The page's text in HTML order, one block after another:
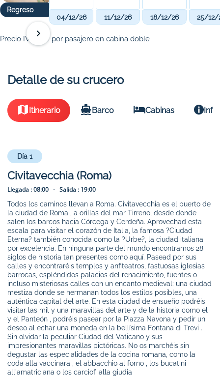
Regreso
04/12/26 11/12/26 18/12/26 25/12/
Precio IVA incl. por pasajero en cabina doble
Detalle de su crucero
Itinerario Barco Cabinas
Día 1
Civitavecchia (Roma)
Llegada :08:00 - Salida : 19:00
Todos los caminos llevan a Roma. Civitavecchia es el puerto de
la ciudad de Roma , a orillas del mar Tirreno, desde donde
salen los barcos hacia Córcega y Cerdeña. Aprovechad esta
escala para visitar el corazón de Italia, la famosa ?Ciudad
Eterna? también conocida como la ?Urbe?, la ciudad italiana
por excelencia. En ninguna parte del mundo encontramos 28
siglos de historia tan presentes como aquí. Pasead por sus
calles y encontraréis templos y anfiteatros, fastuosas iglesias
barrocas, espléndidos palacios del renacimiento, fuentes o
incluso misteriosas calles con un encanto medieval: una ciudad
mestiza donde se hermanan todos los estilos posibles, una
auténtica capital del arte. En esta ciudad de ensueño podréis
visitar las mil y una maravillas del arte y de la historia como el
y el Panteón , podréis pasear por la Piazza Navona y pedir un
deseo al echar una moneda en la bellísima Fontana di Trevi .
Sin olvidar la peculiar Ciudad del Vaticano y sus
impresionantes maravillas pictóricas. No os marchéis sin
degustar las especialidades de la cocina romana, como la
coda alla vaccinara , el abbacchio al forno , los bucatini
all'amatriciana o los carciofi alla giudia